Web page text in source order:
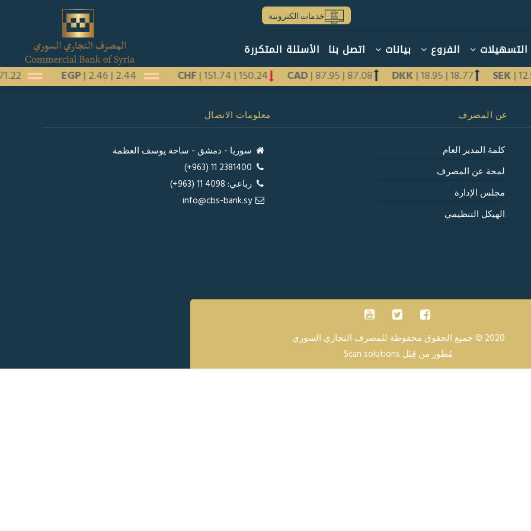
خدمات الكترونية
التسهيلات الفروع بيانات اتصل بنا الأسئلة المتكررة
SEK|
DKK|18.95|18.77
CAD|87.95|87.08
CHF|151.74|150.24
EGP|2.46|2.44
معلومات الاتصال
سوريا - دمشق - ساحة يوسف العظمة
رباعي: 4098 11 (963+)
info@cbs-bank.sy
عن المصرف
كلمة المدير العام
لمحة عن المصرف
مجلس الإدارة
الهيكل التنظيمي
2020 © جميع الحقوق محفوظة للمصرف التجاري السوري
مُطور من قِبَل Scan solutions